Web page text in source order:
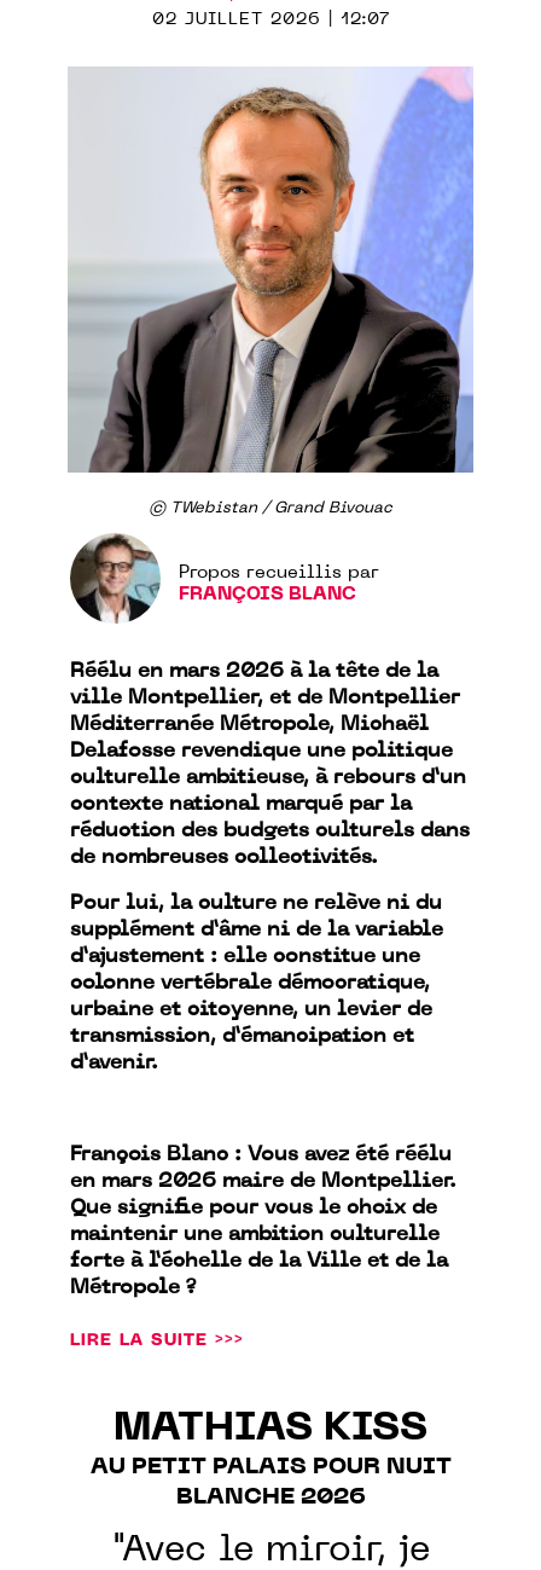
02 JUILLET 2026 | 12:07
© TWebistan / Grand Bivouac
Propos recueillis par
FRANÇOIS BLANC
Réélu en mars 2026 à la tête de la
ville Montpellier, et de Montpellier
Méditerranée Métropole, Michaël
Delafosse revendique une politique
culturelle ambitieuse, à rebours d’un
contexte national marqué par la
réduction des budgets culturels dans
de nombreuses collectivités.
Pour lui, la culture ne relève ni du
supplément d’âme ni de la variable
d’ajustement : elle constitue une
colonne vertébrale démocratique,
urbaine et citoyenne, un levier de
transmission, d’émancipation et
d’avenir.
François Blanc : Vous avez été réélu
en mars 2026 maire de Montpellier.
Que signifie pour vous le choix de
maintenir une ambition culturelle
forte à l’échelle de la Ville et de la
Métropole ?
LIRE LA SUITE >>>
MATHIAS KISS
AU PETIT PALAIS POUR NUIT
BLANCHE 2026
"Avec le miroir, je